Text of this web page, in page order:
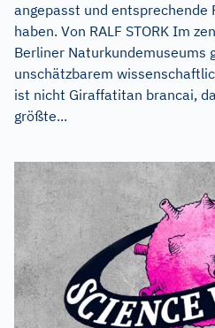
angepasst und
haben. Von RALF STORK Im
Berliner Naturkundemuseums
unschätzbarem
ist nicht Giraffatitan brancai,
größte...